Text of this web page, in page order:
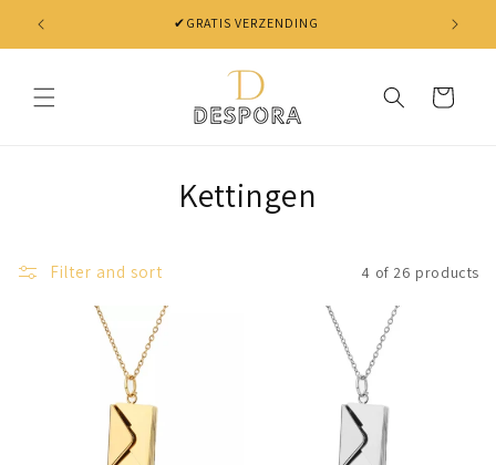
Skip to
content
✔GRATIS VERZENDING ✔ NIET
Cart
Kettingen
Filter and sort 4 of 26 products